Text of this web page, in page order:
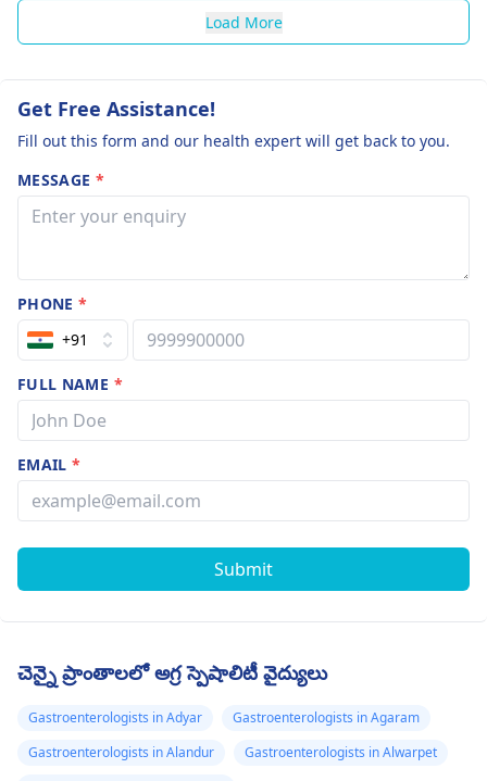
Load More
Get Free Assistance!
Fill out this form and our health expert will get back to you.
MESSAGE *
PHONE*
+91
FULL NAME *
EMAIL*
Submit
చెన్నై ప్రాంతాలలో అగ్ర స్పెషాలిటీ వైద్యులు
Gastroenterologists in Adyar
Gastroenterologists in Agaram
Gastroenterologists in Alandur
Gastroenterologists in Alwarpet